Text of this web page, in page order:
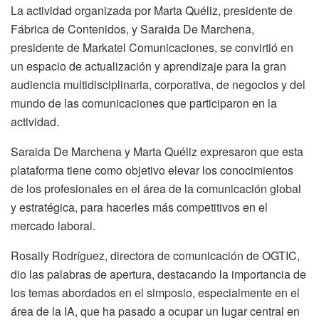
La actividad organizada por Marta Quéliz, presidente de
Fábrica de Contenidos, y Saraida De Marchena,
presidente de Markatel Comunicaciones, se convirtió en
un espacio de actualización y aprendizaje para la gran
audiencia multidisciplinaria, corporativa, de negocios y del
mundo de las comunicaciones que participaron en la
actividad.
Saraida De Marchena y Marta Quéliz expresaron que esta
plataforma tiene como objetivo elevar los conocimientos
de los profesionales en el área de la comunicación global
y estratégica, para hacerles más competitivos en el
mercado laboral.
Rosaily Rodríguez, directora de comunicación de OGTIC,
dio las palabras de apertura, destacando la importancia de
los temas abordados en el simposio, especialmente en el
área de la IA, que ha pasado a ocupar un lugar central en